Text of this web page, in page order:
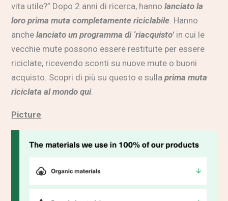
vita utile?” Dopo 2 anni di ricerca, hannolanciato la
loro prima muta completamente riciclabile . Hanno
anchelanciato un programma di ‘riacquisto’in cui le
vecchie mute possono essere restituite per essere
riciclate, ricevendo sconti su nuove mute o buoni
acquisto. Scopri di più su questo e sullaprima muta
riciclata al mondo qui.
Picture